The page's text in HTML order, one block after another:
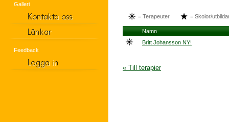
Galleri
Feedback
= Terapeuter = Skolor/
Namn
Britt Johansson NY!
« Till terapier